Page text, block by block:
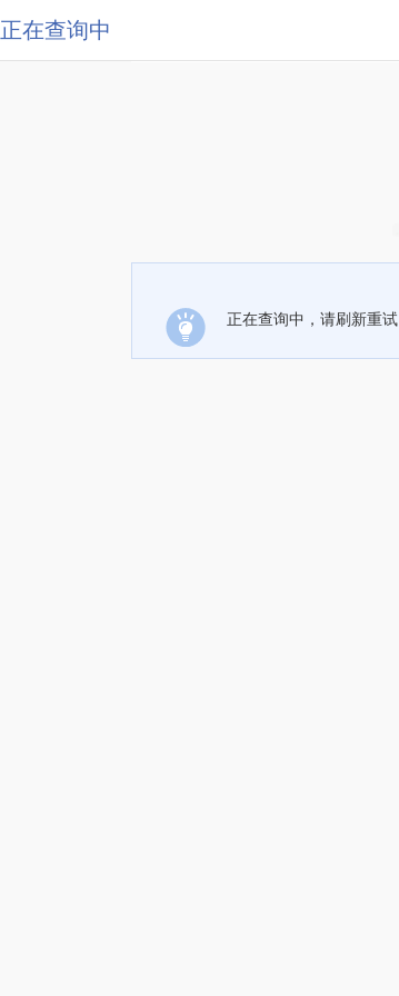
正在查询中
正在查询中，请刷新重试